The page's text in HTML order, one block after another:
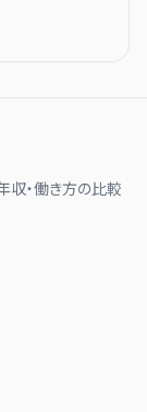
収・働き方の比較